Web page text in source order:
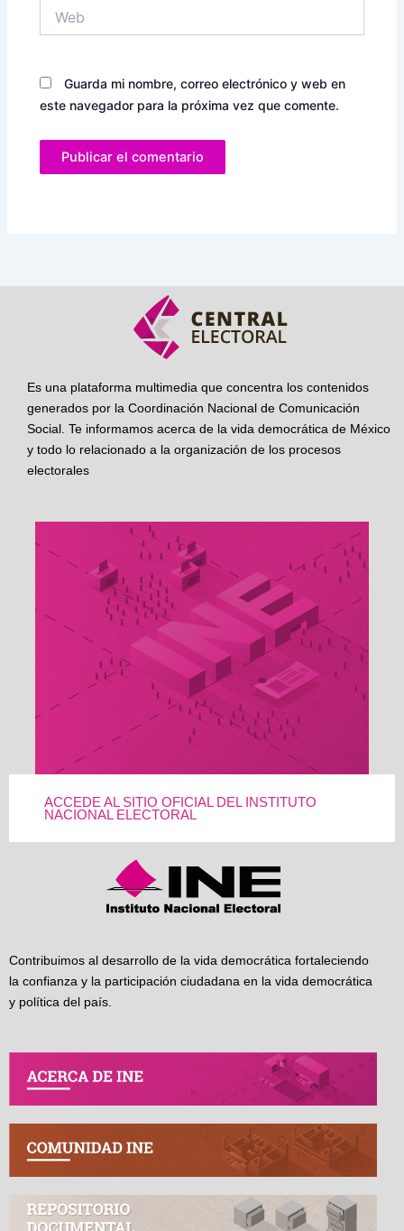
Guarda mi nombre, correo electrónico y web en
este navegador para la próxima vez que comente.
Es una plataforma multimedia que concentra los contenidos
generados por la Coordinación Nacional de Comunicación
Social. Te informamos acerca de la vida democrática de México
y todo lo relacionado a la organización de los procesos
electorales
ACCEDE AL SITIO OFICIAL DEL INSTITUTO
NACIONAL ELECTORAL
Contribuimos al desarrollo de la vida democrática fortaleciendo
la confianza y la participación ciudadana en la vida democrática
y política del país.